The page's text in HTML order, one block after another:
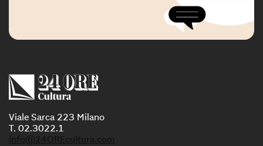
Viale Sarca 223 Milano
T. 02.3022.1
info@24OREcultura.com